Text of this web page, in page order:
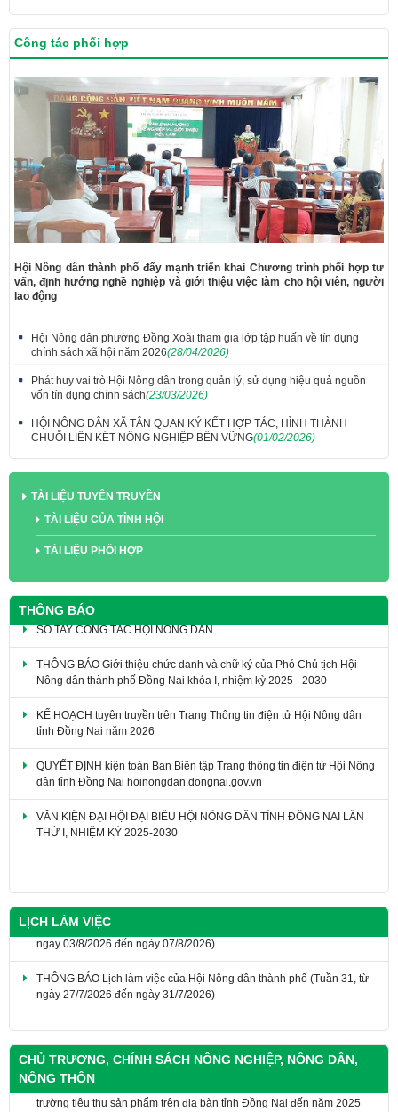
Công tác phối hợp
Hội Nông dân thành phố đẩy mạnh triển khai Chương trình phối hợp tư
vấn, định hướng nghề nghiệp và giới thiệu việc làm cho hội viên, người
lao động
Hội Nông dân phường Đồng Xoài tham gia lớp tập huấn về tín dụng
chính sách xã hội năm 2026(28/04/2026)
Phát huy vai trò Hội Nông dân trong quản lý, sử dụng hiệu quả nguồn
vốn tín dụng chính sách(23/03/2026)
HỘI NÔNG DÂN XÃ TÂN QUAN KÝ KẾT HỢP TÁC, HÌNH THÀNH
CHUỖI LIÊN KẾT NÔNG NGHIỆP BỀN VỮNG(01/02/2026)
TÀI LIỆU TUYÊN TRUYỀN
TÀI LIỆU CỦA TỈNH HỘI
TÀI LIỆU PHỐI HỢP
THÔNG BÁO
Nông dân thành phố Đồng Nai khóa I, nhiệm kỳ 2025 - 2030
tỉnh Đồng Nai năm 2026
dân tỉnh Đồng Nai hoinongdan.dongnai.gov.vn
THỨ I, NHIỆM KỲ 2025-2030
LỊCH LÀM VIỆC
THÔNG BÁO Lịch làm việc của Hội Nông dân thành phố (Tuần 31, từ
ngày 27/7/2026 đến ngày 31/7/2026)
Thông báo lịch làm việc của Hội Nông dân thành phố(Tuần 32, từ
CHỦ TRƯƠNG, CHÍNH SÁCH NÔNG NGHIỆP, NÔNG DÂN,
NÔNG THÔN